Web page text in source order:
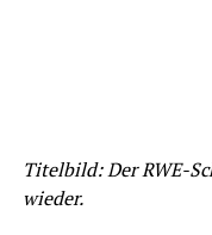
Titelbild: Der RWE-
wieder.